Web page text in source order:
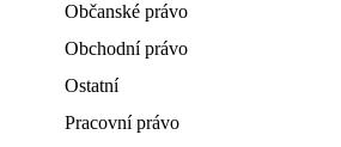
Občanské právo
Obchodní právo
Ostatní
Pracovní právo